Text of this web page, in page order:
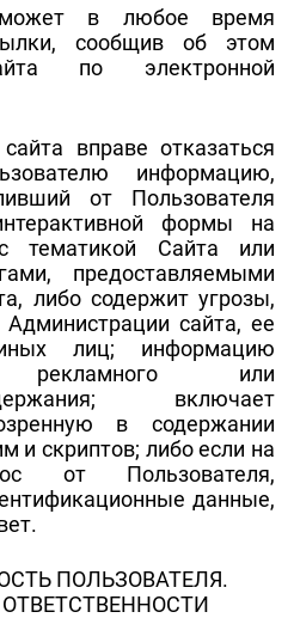
может в любое время
сообщив об этом
по электронной
вправе отказаться
информацию,
от Пользователя
формы на
тематикой Сайта или
предоставляемыми
либо содержит угрозы,
сайта, ее
лиц; информацию
рекламного или
включает
в содержании
и скриптов; либо если на
от Пользователя,
данные,
ПОЛЬЗОВАТЕЛЯ.